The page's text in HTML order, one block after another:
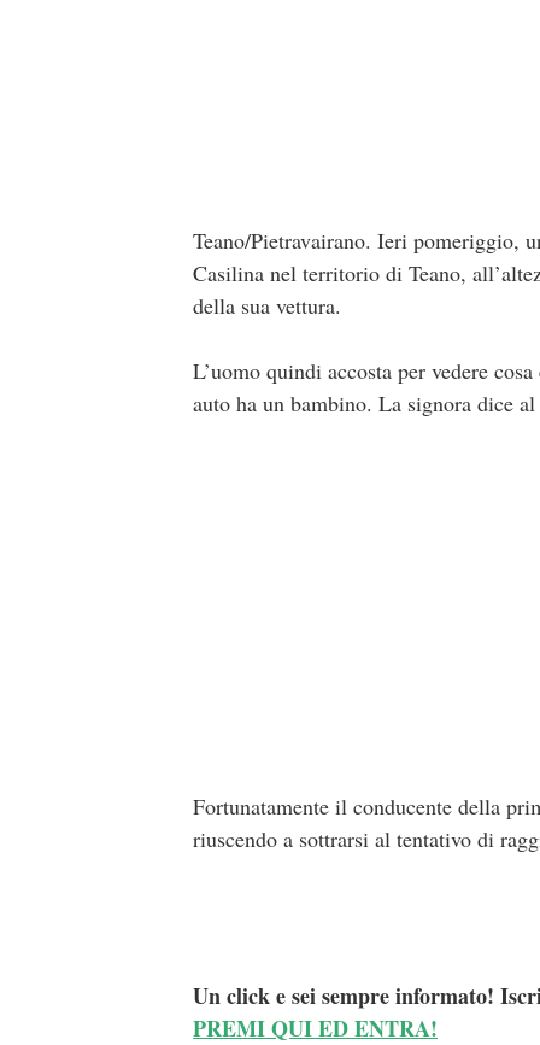
Teano/Pietravairano. Ieri pomeriggio,
Casilina nel territorio di Teano,
della sua vettura.
L’uomo quindi accosta per vedere
auto ha un bambino. La signora dice
Fortunatamente il conducente della
riuscendo a sottrarsi al tentativo di
Un click e sei sempre informato!
PREMI QUI ED ENTRA!